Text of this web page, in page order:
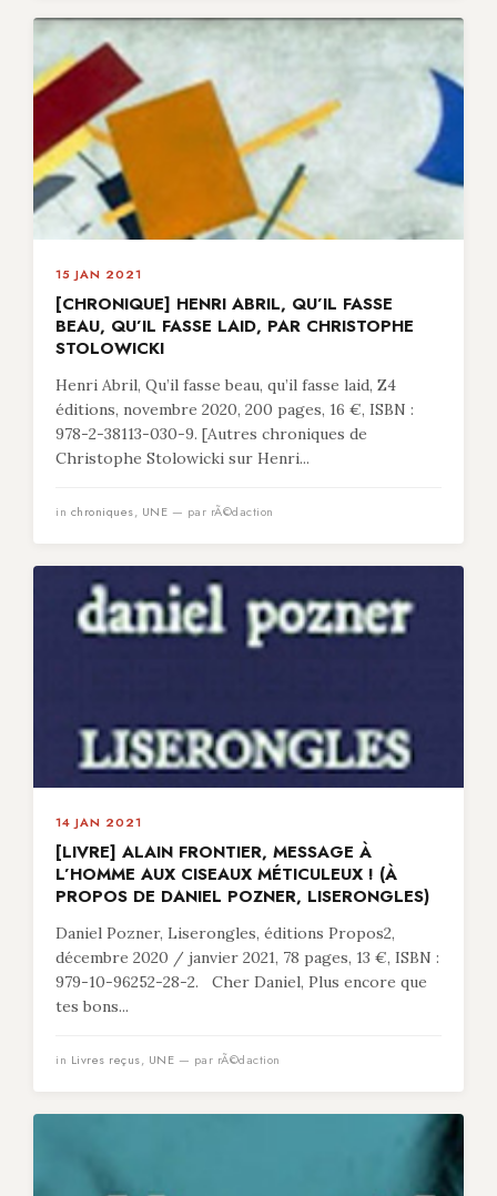
15 JAN 2021
[CHRONIQUE] HENRI ABRIL, QU’IL FASSE
BEAU, QU’IL FASSE LAID, PAR CHRISTOPHE
STOLOWICKI
Henri Abril, Qu’il fasse beau, qu’il fasse laid, Z4
éditions, novembre 2020, 200 pages, 16 €, ISBN :
978-2-38113-030-9. [Autres chroniques de
Christophe Stolowicki sur Henri...
in chroniques, UNE — par rÃ©daction
14 JAN 2021
[LIVRE] ALAIN FRONTIER, MESSAGE À
L’HOMME AUX CISEAUX MÉTICULEUX ! (À
PROPOS DE DANIEL POZNER, LISERONGLES)
Daniel Pozner, Liserongles, éditions Propos2,
décembre 2020 / janvier 2021, 78 pages, 13 €, ISBN :
979-10-96252-28-2. Cher Daniel, Plus encore que
tes bons...
in Livres reçus, UNE — par rÃ©daction